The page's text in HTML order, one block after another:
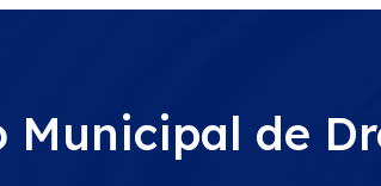
Municipal de